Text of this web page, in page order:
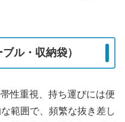
ル・収納袋）
性重視、持ち運びには便
範囲で、頻繁な抜き差し